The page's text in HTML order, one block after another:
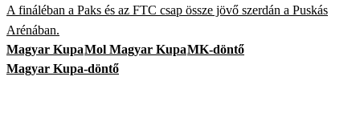
A fináléban a Paks és az FTC csap össze jövő szerdán a Puskás
Arénában.
Magyar KupaMol Magyar KupaMK-döntő
Magyar Kupa-döntő